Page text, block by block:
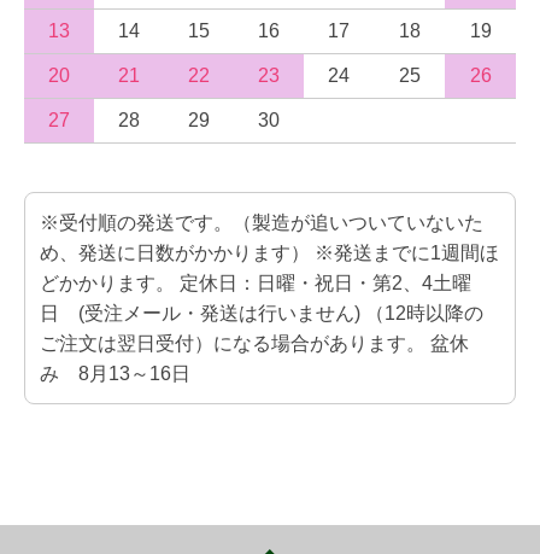
13 14 15 16 17 18 19
20 21 22 23 24 25 26
27 28 29 30
※受付順の発送です。（製造が追いついていないた
め、発送に日数がかかります） ※発送までに1週間ほ
どかかります。 定休日：日曜・祝日・第2、4土曜
日 (受注メール・発送は行いません) （12時以降の
ご注文は翌日受付）になる場合があります。 盆休
み 8月13～16日